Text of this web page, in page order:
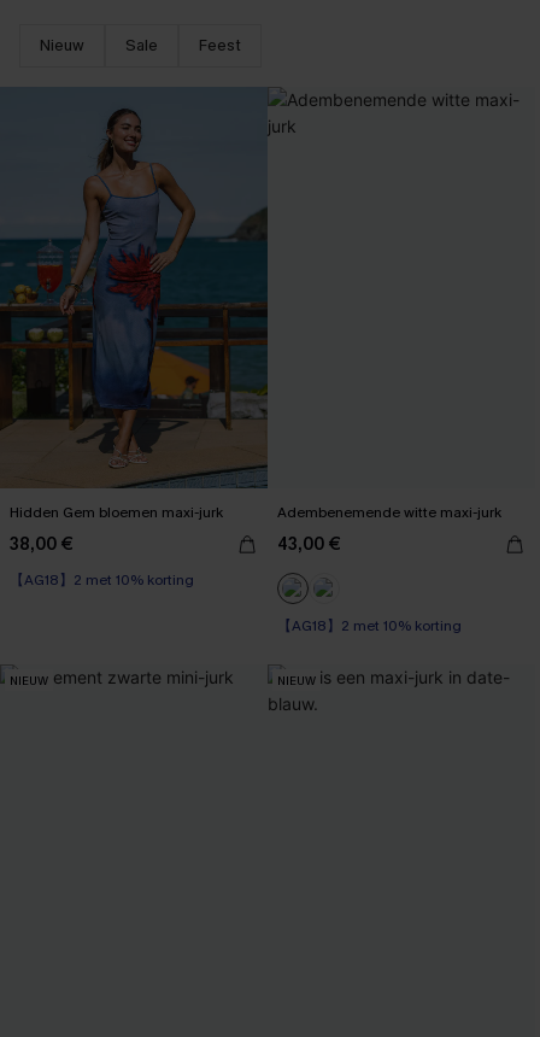
Nieuw Sale Feest
Hidden Gem bloemen maxi-jurk
38,00 €
【AG18】2 met 10% korting
Adembenemende witte maxi-jurk
43,00 €
【AG18】2 met 10% korting
NIEUW NIEUW